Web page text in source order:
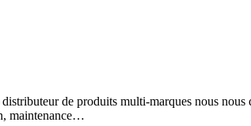
de produits multi-marques nous
maintenance…